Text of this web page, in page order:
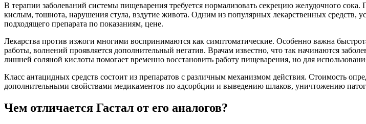
В терапии заболеваний системы пищеварения требуется нормализовать секрецию желудочного
кислым, тошнота, нарушения стула, вздутие живота. Одним из популярных лекарственных средств,
подходящего препарата по показаниям, цене.
Лекарства против изжоги многими воспринимаются как симптоматические. Особенно важна
работы, волнений проявляется дополнительный негатив. Врачам известно, что так начинаются
лишней соляной кислоты помогает временно восстановить работу пищеварения, но для
Класс антацидных средств состоит из препаратов с различным механизмом действия. Стоимость
дополнительными свойствами медикаментов по адсорбции и выведению шлаков, уничтожению
Чем отличается Гастал от его аналогов?